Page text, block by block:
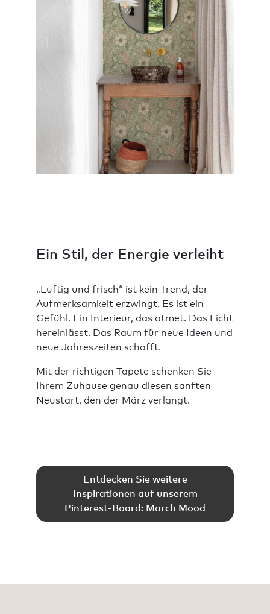
Ein Stil, der Energie verleiht
„Luftig und frisch“ ist kein Trend, der
Aufmerksamkeit erzwingt. Es ist ein
Gefühl. Ein Interieur, das atmet. Das Licht
hereinlässt. Das Raum für neue Ideen und
neue Jahreszeiten schafft.
Mit der richtigen Tapete schenken Sie
Ihrem Zuhause genau diesen sanften
Neustart, den der März verlangt.
Entdecken Sie weitere
Inspirationen auf unserem
Pinterest-Board: March Mood